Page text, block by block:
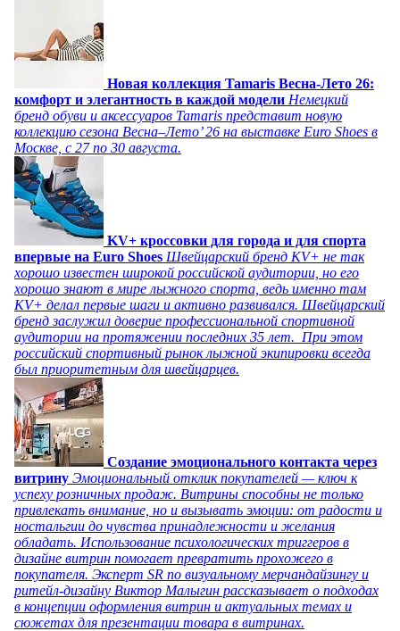
Новая коллекция Tamaris Весна-Лето 26:
комфорт и элегантность в каждой модели Немецкий
бренд обуви и аксессуаров Tamaris представит новую
коллекцию сезона Весна–Лето’ 26 на выставке Euro Shoes в
Москве, с 27 по 30 августа.
KV+ кроссовки для города и для спорта
впервые на Euro Shoes Швейцарский бренд KV+ не так
хорошо известен широкой российской аудитории, но его
хорошо знают в мире лыжного спорта, ведь именно там
KV+ делал первые шаги и активно развивался. Швейцарский
бренд заслужил доверие профессиональной спортивной
аудитории на протяжении последних 35 лет. При этом
российский спортивный рынок лыжной экипировки всегда
был приоритетным для швейцарцев.
Создание эмоционального контакта через
витрину Эмоциональный отклик покупателей — ключ к
успеху розничных продаж. Витрины способны не только
привлекать внимание, но и вызывать эмоции: от радости и
ностальгии до чувства принадлежности и желания
обладать. Использование психологических триггеров в
дизайне витрин помогает превратить прохожего в
покупателя. Эксперт SR по визуальному мерчандайзингу и
ритейл-дизайну Виктор Малыгин рассказывает о подходах
в концепции оформления витрин и актуальных темах и
сюжетах для презентации товара в витринах.